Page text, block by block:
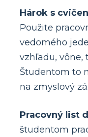
Hárok s
Použite
vedomého
vzhľadu, vône,
Študentom to
na zmyslový
Pracovný list
študentom